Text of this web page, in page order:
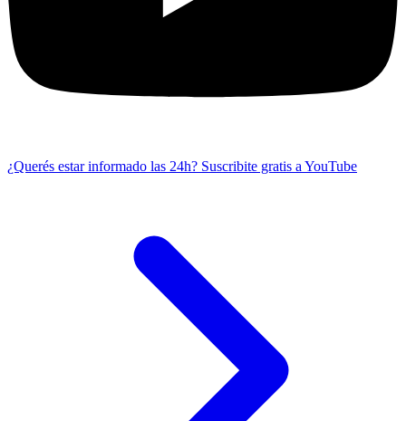
¿Querés estar informado las 24h? Suscribite gratis a YouTube